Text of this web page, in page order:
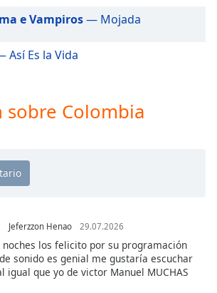
e Vampiros— Mojada
Así Es la Vida
sobre Colombia
Jeferzzon Henao 29.07.2026
noches los felicito por su programación
sonido es genial me gustaría escuchar
igual que yo de victor Manuel MUCHAS